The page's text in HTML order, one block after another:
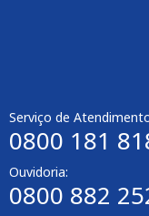
Serviço de
0800 181
Ouvidoria:
0800 882